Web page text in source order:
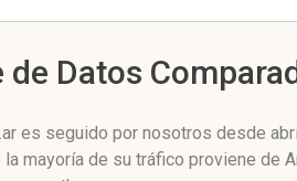
de Datos
es seguido por nosotros desde
mayoría de su tráfico proviene de